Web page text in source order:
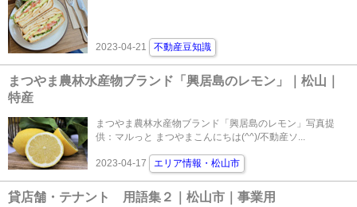
2023-04-21 不動産豆知識
まつやま農林水産物ブランド「興居島のレモン」｜松山｜
特産
まつやま農林水産物ブランド「興居島のレモン」写真提
供：マルっと まつやまこんにちは(^^)/不動産ソ...
2023-04-17 エリア情報・松山市
貸店舗・テナント 用語集２｜松山市｜事業用